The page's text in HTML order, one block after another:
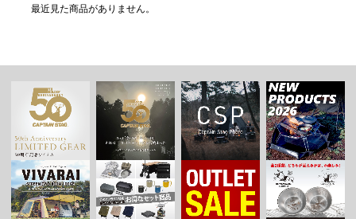
最近見た商品がありません。